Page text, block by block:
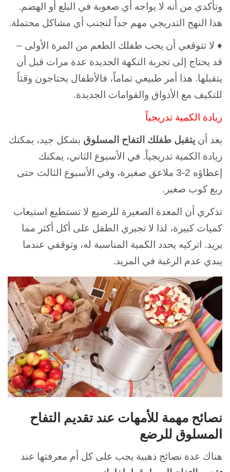
وتأكدي من أنه لا يواجه أي صعوبة في البلع أو الهضم.
هذا النهج التدريجي مهم جداً لتجنب أي مشاكل محتملة.
♦ لا تتوقعي أن يحب طفلك الطعم من المرة الأولى –
قد يحتاج إلى تجربة النكهة الجديدة عدة مرات قبل أن
يتقبلها. هذا أمر طبيعي تماماً، فالأطفال يحتاجون وقتاً
للتكيف مع الأذواق والقوامات الجديدة.
زيادة الكمية تدريجياً
بعد أن يتقبل طفلك التفاح المسلوق بشكل جيد، يمكنك
زيادة الكمية تدريجياً. في الأسبوع الثاني، يمكنك
إعطاؤه 2-3 ملاعق صغيرة، وفي الأسبوع الثالث حتى
ربع كوب صغير.
تذكري أن المعدة الصغيرة للرضيع لا تستطيع استيعاب
كميات كبيرة، لذا لا تجبري الطفل على أكل أكثر مما
يريد. اتركيه يحدد الكمية المناسبة له، وتوقفي عندما
يبدي عدم الرغبة في المزيد.
نصائح مهمة للأمهات عند تقديم التفاح
المسلوق للرضع
هناك عدة نصائح ذهبية يجب على كل أم معرفتها عند